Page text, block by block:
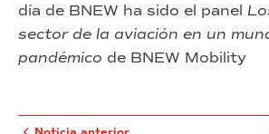
día de BNEW ha sido el panel
sector de la aviación en un
pandémico de BNEW Mobility